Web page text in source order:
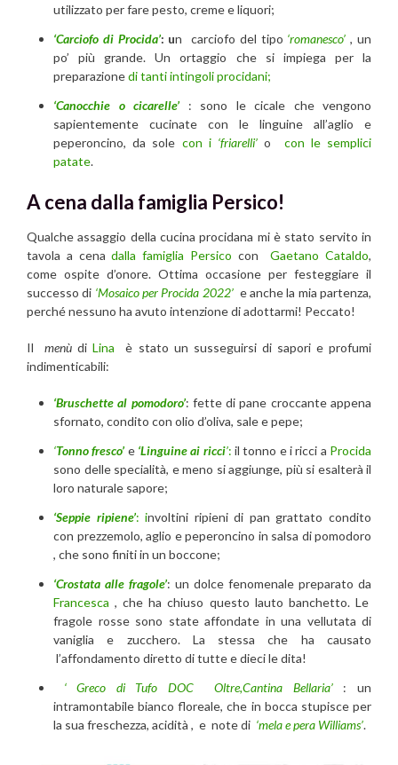
utilizzato per fare pesto, creme e liquori;
‘Carciofo di Procida’: un carciofo del tipo ‘romanesco’ , un
po’ più grande. Un ortaggio che si impiega per la
preparazionedi tanti intingoli procidani;
‘Canocchie o cicarelle’ : sono le cicale che vengono
sapientemente cucinate con le linguine all’aglio e
peperoncino, da sole con i‘friarelli’ o con le semplici
patate.
A cena dalla famiglia Persico!
Qualche assaggio della cucina procidana mi è stato servito in
tavola a cenadalla famiglia Persico conGaetano Cataldo,
come ospite d’onore. Ottima occasione per festeggiare il
successo di ‘Mosaico per Procida 2022’e anche la mia partenza,
perché nessuno ha avuto intenzione di adottarmi! Peccato!
Ilmenù diLina è stato un susseguirsi di sapori e profumi
indimenticabili:
‘Bruschette al pomodoro’: fette di pane croccante appena
sfornato, condito con olio d’oliva, sale e pepe;
‘Tonno fresco’ e ‘Linguine ai ricci’: il tonno e i ricci a Procida
sono delle specialità, e meno si aggiunge, più si esalterà il
loro naturale sapore;
‘Seppie ripiene’: involtini ripieni di pan grattato condito
con prezzemolo, aglio e peperoncino in salsa di pomodoro
, che sono finiti in un boccone;
‘Crostata alle fragole’: un dolce fenomenale preparato da
Francesca , che ha chiuso questo lauto banchetto. Le
fragole rosse sono state affondate in una vellutata di
vaniglia e zucchero. La stessa che ha causato
l’affondamento diretto di tutte e dieci le dita!
‘ Greco di Tufo DOC Oltre,Cantina Bellaria’: un
intramontabile bianco floreale, che in bocca stupisce per
la sua freschezza, acidità , e note di ‘mela e pera Williams’.